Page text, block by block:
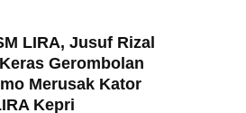
LIRA, Jusuf Rizal
Gerombolan
Merusak Kator
Kepri